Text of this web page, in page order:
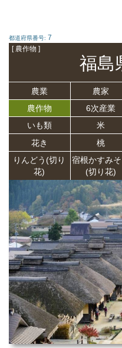
都道府県番号: 7
[ 農作物 ]
福島
農業 農家
農作物
6次産業
いも類
米
花き
桃
りんどう(切り
花)
宿根かすみそ
(切り花)